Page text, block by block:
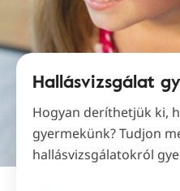
Hallásvizsgálat
Hogyan deríthetjük ki,
gyermekünk? Tudjon
hallásvizsgálatokról